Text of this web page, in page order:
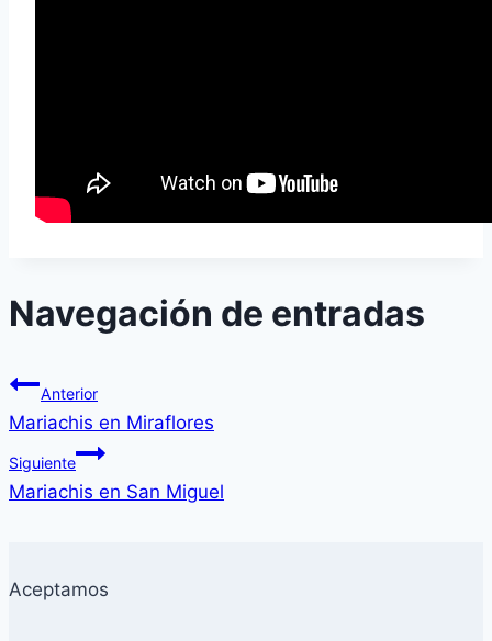
Navegación de entradas
Anterior
Mariachis en Miraflores
Siguiente
Mariachis en San Miguel
Aceptamos